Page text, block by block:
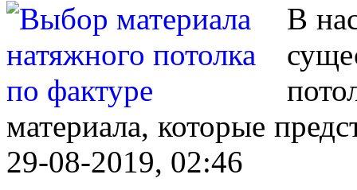
В
материала, которые
29-08-2019, 02:46